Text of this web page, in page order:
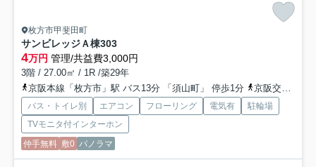
枚方市甲斐田町
サンビレッジＡ棟303
4万円 管理/共益費3,000円
3階 / 27.00㎡ / 1R /築29年
京阪本線「枚方市」駅 バス13分 「須山町」 停歩1分
京阪交野線「宮之阪」駅 徒歩30分
バス・トイレ別 エアコン フローリング 電気有
駐輪場
TVモニタ付インターホン
仲手無料 敷0 パノラマ